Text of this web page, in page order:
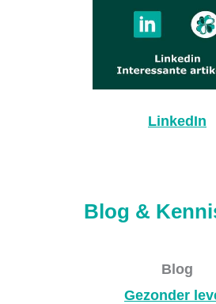
LinkedIn
Blog &
Blog
Gezonder